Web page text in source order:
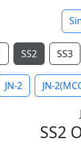
SS2 SS3
JN-2 JN-
SS2